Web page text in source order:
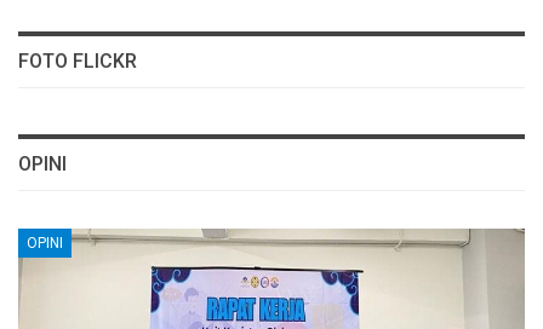
FOTO FLICKR
OPINI
OPINI